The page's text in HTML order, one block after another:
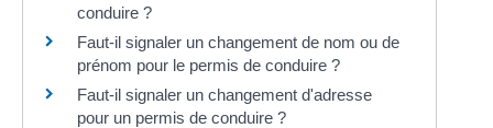
conduire ?
Faut-il signaler un changement de nom ou de
prénom pour le permis de conduire ?
Faut-il signaler un changement d'adresse
pour un permis de conduire ?